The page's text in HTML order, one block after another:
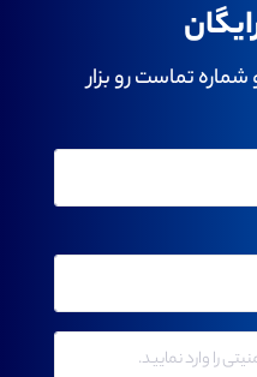
شماره تماست رو بزار